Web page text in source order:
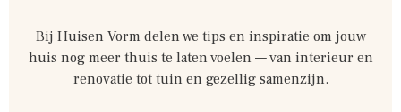
Bij Huisen Vorm delen we tips en inspiratie om jouw
huis nog meer thuis te laten voelen — van interieur en
renovatie tot tuin en gezellig samenzijn.